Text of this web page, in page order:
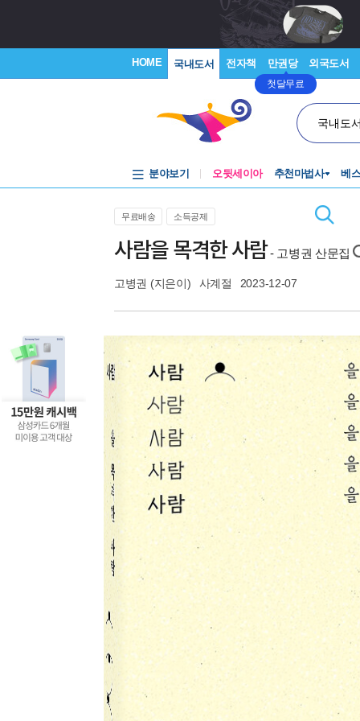
HOME 국내도서 전자책 만권당
첫달무료
외국도서
국내도
분야보기 오뒷세이아 추천마법사 베
무료배송 소득공제
사람을 목격한 사람- 고병권 산문집
고병권 (지은이) 사계절 2023-12-07